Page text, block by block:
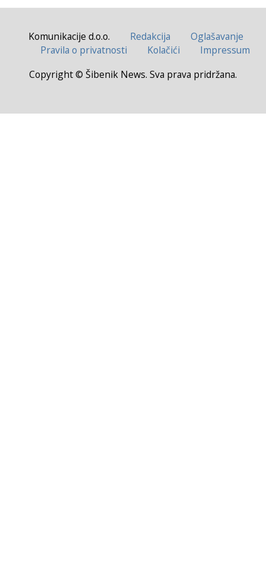
Komunikacije d.o.o. Redakcija
Oglašavanje
Pravila o privatnosti
Kolačići
Impressum
Copyright © Šibenik News. Sva prava pridržana.